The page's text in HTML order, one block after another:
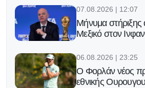
07.08.2026 | 12:07
Μήνυμα στήριξης
Μεξικό στον
06.08.2026 | 23:25
Ο Φορλάν νέος
εθνικής